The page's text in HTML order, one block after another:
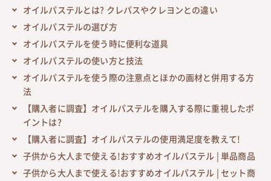
オイルパステルとは? クレパスやクレヨンとの違い
オイルパステルの選び方
オイルパステルを使う時に便利な道具
オイルパステルの使い方と技法
オイルパステルを使う際の注意点とほかの画材と併用する方
法
【購入者に調査】オイルパステルを購入する際に重視したポ
イントは?
【購入者に調査】オイルパステルの使用満足度を教えて!
子供から大人まで使える!おすすめオイルパステル | 単品商品
子供から大人まで使える!おすすめオイルパステル | セット商